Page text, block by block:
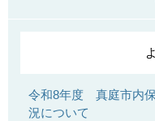
令和8年度 真庭市内
況について